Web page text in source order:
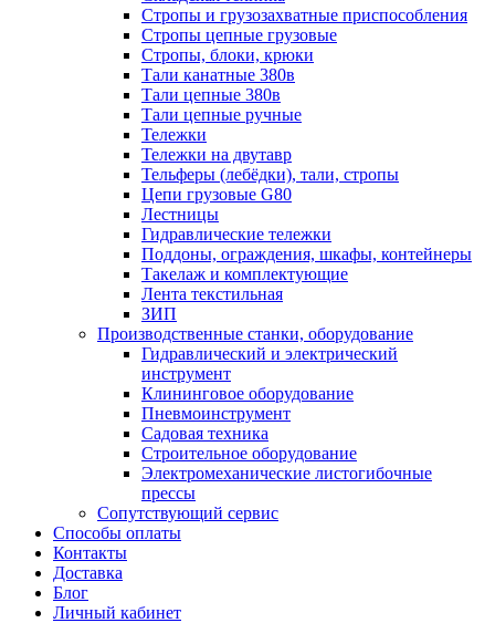
Стропы и грузозахватные приспособления
Стропы цепные грузовые
Стропы, блоки, крюки
Тали канатные 380в
Тали цепные 380в
Тали цепные ручные
Тележки
Тележки на двутавр
Тельферы (лебёдки), тали, стропы
Цепи грузовые G80
Лестницы
Гидравлические тележки
Поддоны, ограждения, шкафы, контейнеры
Такелаж и комплектующие
Лента текстильная
ЗИП
Производственные станки, оборудование
Гидравлический и электрический
инструмент
Клининговое оборудование
Пневмоинструмент
Садовая техника
Строительное оборудование
Электромеханические листогибочные
прессы
Сопутствующий сервис
Способы оплаты
Контакты
Доставка
Блог
Личный кабинет